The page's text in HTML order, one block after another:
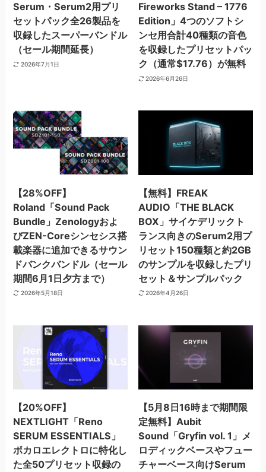
Serum・Serum2用プリ
セットパック全26製品を
収録したスーパーバンドル
（セール期間延長）
2026年7月1日
Fireworks Stand – 1776
Edition」4つのソフトシ
ンセ用合計40種類の音色
を収録したプリセットパッ
ク（通常$17.76）が無料
2026年6月26日
【28%OFF】
Roland「Sound Pack
Bundle」Zenologyおよ
びZEN-Coreシンセシス搭
載楽器に追加できるサウン
ドバンクバンドル（セール
期間6月1日夕方まで）
2026年5月18日
【無料】FREAK
AUDIO「THE BLACK
BOX」サイケデリックト
ランス向きのSerum2用プ
リセット150種類と約2GB
のサンプルを収録したプリ
セット＆サンプルパック
2026年4月26日
【20%OFF】
NEXTLIGHT「Reno
SERUM ESSENTIALS」
ボカロエレクトロに特化し
た全50プリセット収録の
【5月8日16時まで期間限
定無料】Aubit
Sound「Gryfin vol. 1」メ
ロディックベースやフュー
チャーベース向けSerum